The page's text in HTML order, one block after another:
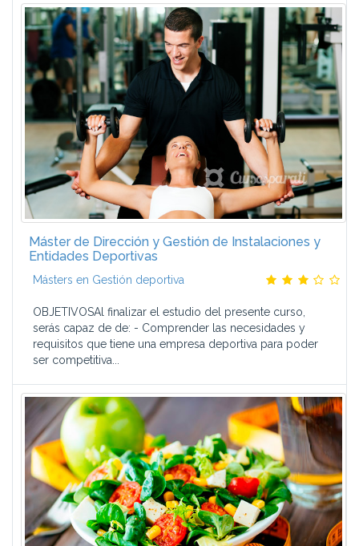
Máster de Dirección y Gestión de Instalaciones y
Entidades Deportivas
Másters en Gestión deportiva
OBJETIVOSAl finalizar el estudio del presente curso,
serás capaz de de: - Comprender las necesidades y
requisitos que tiene una empresa deportiva para poder
ser competitiva...